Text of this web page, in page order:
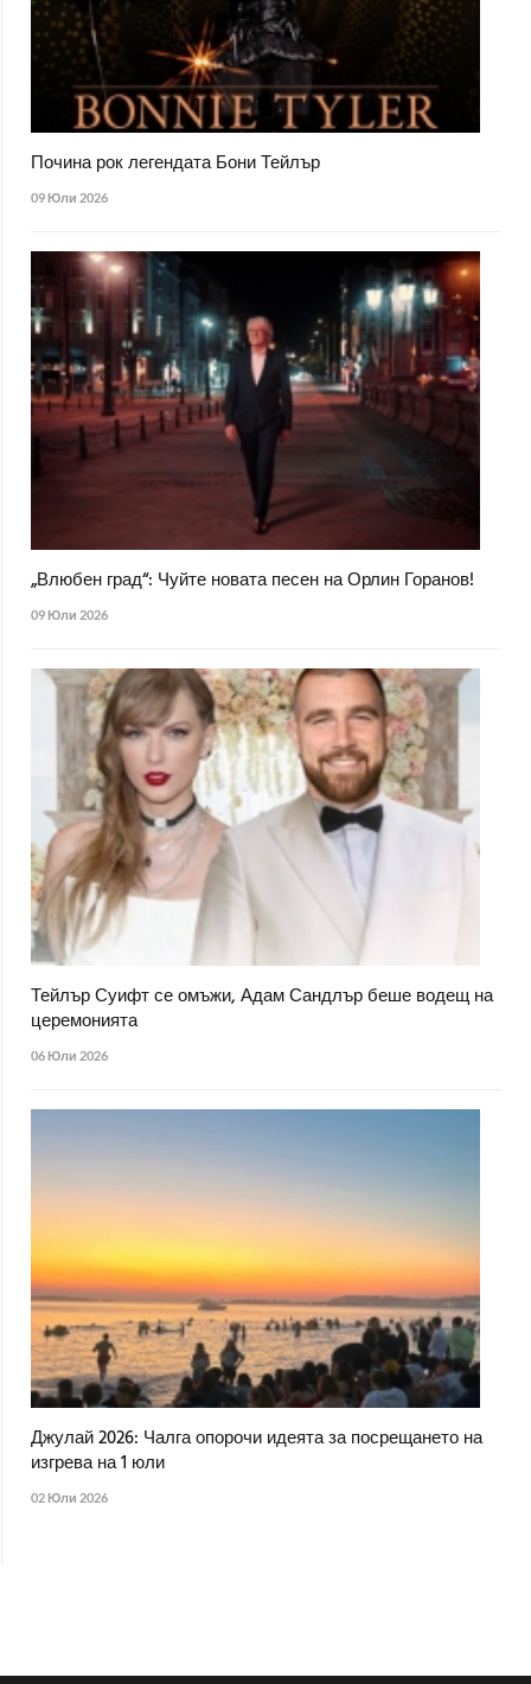
Почина рок легендата Бони Тейлър
09 Юли 2026
„Влюбен град“: Чуйте новата песен на Орлин Горанов!
09 Юли 2026
Тейлър Суифт се омъжи, Адам Сандлър беше водещ на
церемонията
06 Юли 2026
Джулай 2026: Чалга опорочи идеята за посрещането на
изгрева на 1 юли
02 Юли 2026